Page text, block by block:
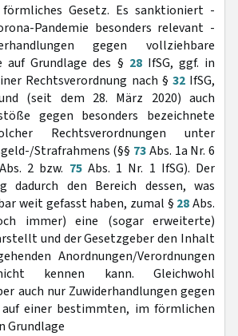
Gesetz. Es sanktioniert -
Pandemie besonders relevant -
gegen vollziehbare
auf Grundlage des § 28IfSG, ggf. in
Rechtsverordnung nach § 32IfSG,
(seit dem 28. März 2020) auch
gegen besonders bezeichnete
Rechtsverordnungen unter
Strafrahmens (§§ 73Abs. 1a Nr. 6
2 bzw. 75Abs. 1 Nr. 1 IfSG). Der
dadurch den Bereich dessen, was
weit gefasst haben, zumal § 28Abs.
immer) eine (sogar erweiterte)
und der Gesetzgeber den Inhalt
Anordnungen/Verordnungen
kennen kann. Gleichwohl
auch nur Zuwiderhandlungen gegen
auf einer bestimmten, im förmlichen
Grundlage